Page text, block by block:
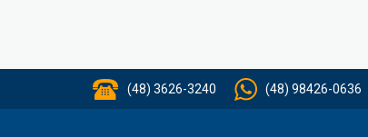
(48) 3626-3240 (48) 98426-0636